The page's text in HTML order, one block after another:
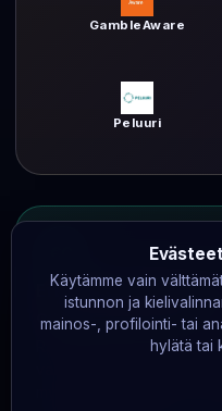
GambleAware
Peluuri
Ei
operaattoreilta 0 €.
Raymond ei käytä
Käytämme vain
istunnon ja
mainos-, profilointi- tai
hylätä tai